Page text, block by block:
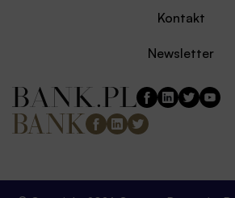
Kontakt
Newsletter